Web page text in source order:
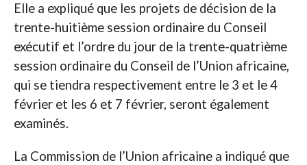
Elle a expliqué que les projets de décision de la
trente-huitième session ordinaire du Conseil
exécutif et l’ordre du jour de la trente-quatrième
session ordinaire du Conseil de l’Union africaine,
qui se tiendra respectivement entre le 3 et le 4
février et les 6 et 7 février, seront également
examinés.
La Commission de l’Union africaine a indiqué que